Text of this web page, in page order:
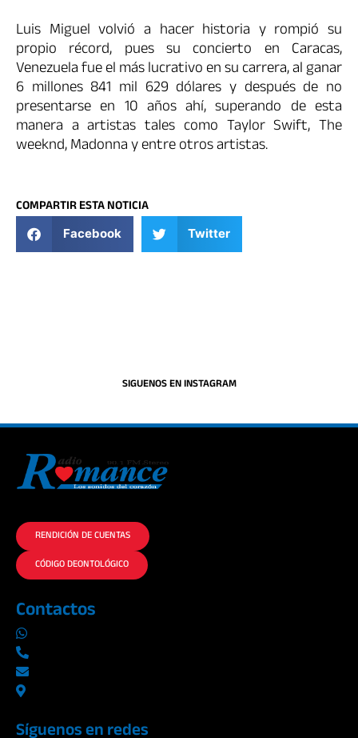
Luis Miguel volvió a hacer historia y rompió su
propio récord, pues su concierto en Caracas,
Venezuela fue el más lucrativo en su carrera, al ganar
6 millones 841 mil 629 dólares y después de no
presentarse en 10 años ahí, superando de esta
manera a artistas tales como Taylor Swift, The
weeknd, Madonna y entre otros artistas.
COMPARTIR ESTA NOTICIA
Facebook Twitter
SIGUENOS EN INSTAGRAM
RENDICIÓN DE CUENTAS
CÓDIGO DEONTOLÓGICO
Contactos